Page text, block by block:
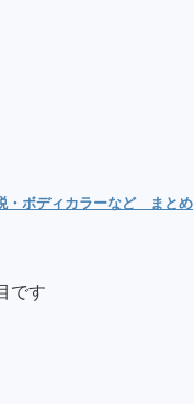
・ボディカラーなど まとめ
です